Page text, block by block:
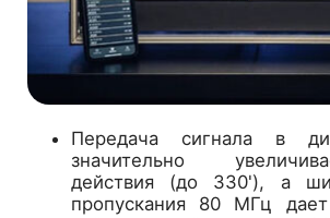
Передача сигнала в
значительно
действия (до 330'), а
пропускания 80 МГц